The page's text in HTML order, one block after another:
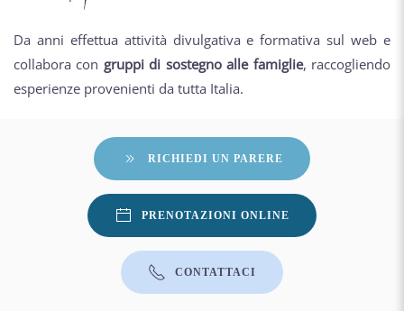
Da anni effettua attività divulgativa e formativa sul web e
collabora con gruppi di sostegno alle famiglie, raccogliendo
esperienze provenienti da tutta Italia.
RICHIEDI UN PARERE
PRENOTAZIONI ONLINE
CONTATTACI